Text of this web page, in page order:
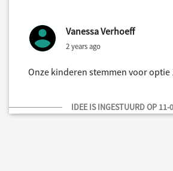
Vanessa Verhoeff
2 years ago
Onze kinderen stemmen voor optie
IDEE IS INGESTUURD OP